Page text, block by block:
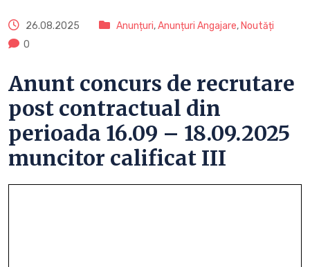
26.08.2025 Anunțuri,Anunțuri Angajare, Noutăți
0
Anunt concurs de recrutare
post contractual din
perioada 16.09 – 18.09.2025
muncitor calificat III